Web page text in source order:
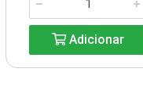
Adicionar